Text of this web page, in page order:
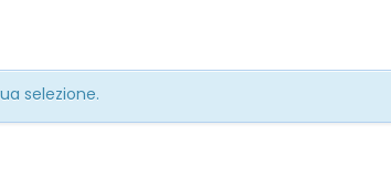
selezione.